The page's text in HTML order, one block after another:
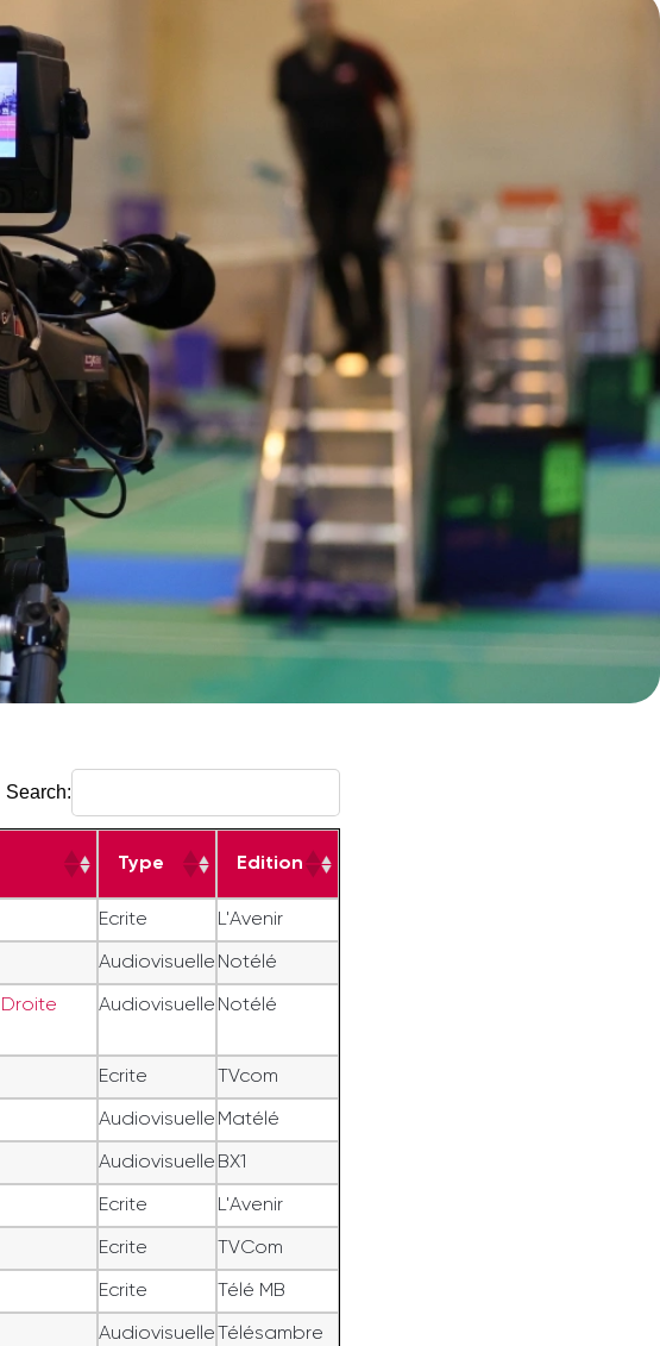
Search:
Type Edition
Ecrite L'Avenir
Audiovisuelle Notélé
Audiovisuelle Notélé
Ecrite TVcom
Audiovisuelle Matélé
Audiovisuelle BX1
Ecrite L'Avenir
Ecrite TVCom
Ecrite Télé MB
AudiovisuelleTélésambre